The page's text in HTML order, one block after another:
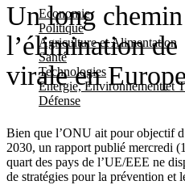
Economie
Politique
Agriculture et Alimentation
Santé
Technologies
Energie, Environnement et
Défense
Un long
l’élimination de
virale en Europe
Bien que l’ONU ait pour objectif
2030, un rapport publié mercredi
quart des pays de l’UE/EEE ne
de stratégies pour la prévention et